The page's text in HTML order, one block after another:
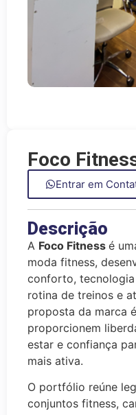
Foco
Entrar em
Descrição
A Foco Fitness é
moda fitness,
conforto,
rotina de treinos e
proposta da marca
proporcionem
estar e confiança
mais ativa.
O portfólio reúne
conjuntos fitness,